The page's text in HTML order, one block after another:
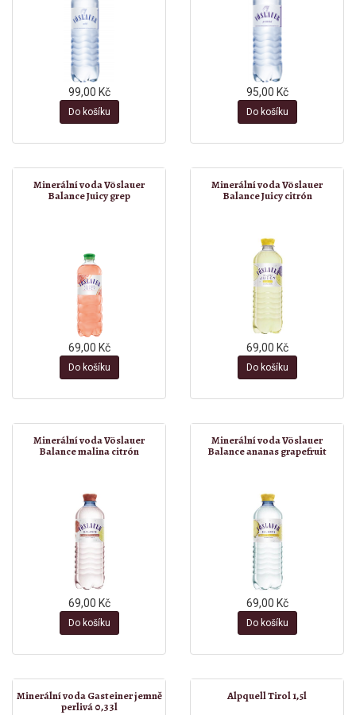
99,00 Kč
Do košíku
95,00 Kč
Do košíku
Minerální voda Vöslauer
Balance Juicy grep
69,00 Kč
Do košíku
Minerální voda Vöslauer
Balance Juicy citrón
69,00 Kč
Do košíku
Minerální voda Vöslauer
Balance malina citrón
69,00 Kč
Do košíku
Minerální voda Vöslauer
Balance ananas grapefruit
69,00 Kč
Do košíku
Minerální voda Gasteiner jemně
perlivá 0,33l
Alpquell Tirol 1,5l